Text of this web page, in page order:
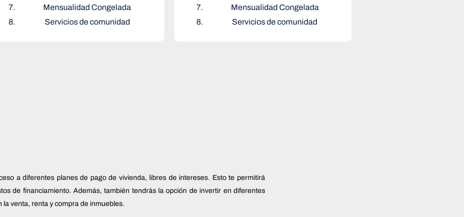
Mensualidad Congelada
Servicios de comunidad
Mensualidad Congelada
Servicios de comunidad
a diferentes planes de pago de vivienda, libres de intereses. Esto te permitirá
de financiamiento. Además, también tendrás la opción de invertir en diferentes
venta, renta y compra de inmuebles.